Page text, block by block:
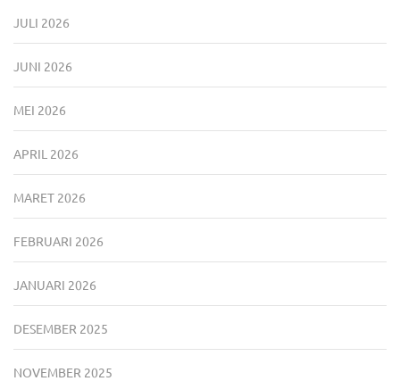
JULI 2026
JUNI 2026
MEI 2026
APRIL 2026
MARET 2026
FEBRUARI 2026
JANUARI 2026
DESEMBER 2025
NOVEMBER 2025